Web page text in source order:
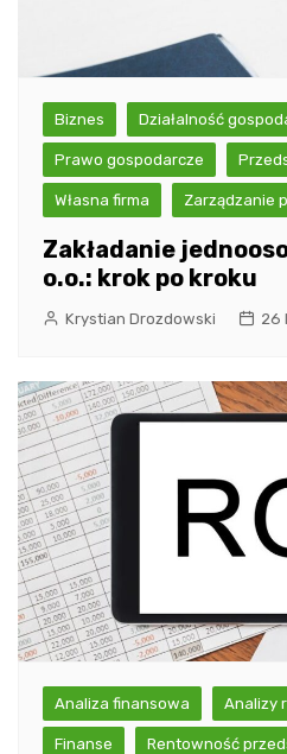
Biznes Działalność
Prawo gospodarcze
Własna firma Zarządzanie
Zakładanie
o.o.: krok po kroku
Krystian Drozdowski 26
Analiza finansowa Analizy
Finanse Rentowność